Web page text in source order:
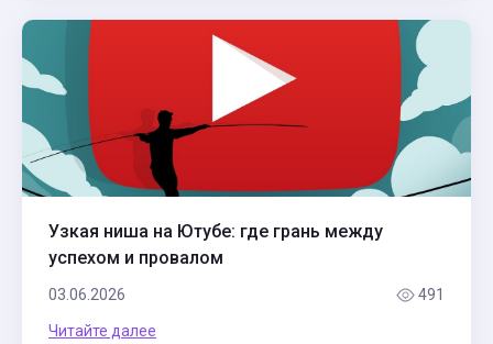
Узкая ниша на Ютубе: где грань между
успехом и провалом
03.06.2026 491
Читайте далее